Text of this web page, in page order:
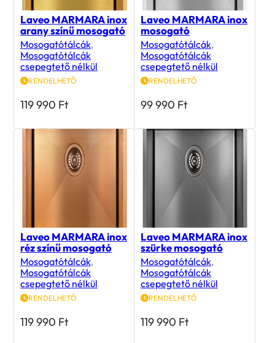
Laveo MARMARA inox
arany színű mosogató
Mosogatótálcák,
Mosogatótálcák
csepegtető nélkül
RENDELHETŐ
119 990 Ft
Laveo MARMARA inox
mosogató
Mosogatótálcák,
Mosogatótálcák
csepegtető nélkül
RENDELHETŐ
99 990 Ft
Laveo MARMARA inox
réz színű mosogató
Mosogatótálcák,
Mosogatótálcák
csepegtető nélkül
RENDELHETŐ
119 990 Ft
Laveo MARMARA inox
szürke mosogató
Mosogatótálcák,
Mosogatótálcák
csepegtető nélkül
RENDELHETŐ
119 990 Ft